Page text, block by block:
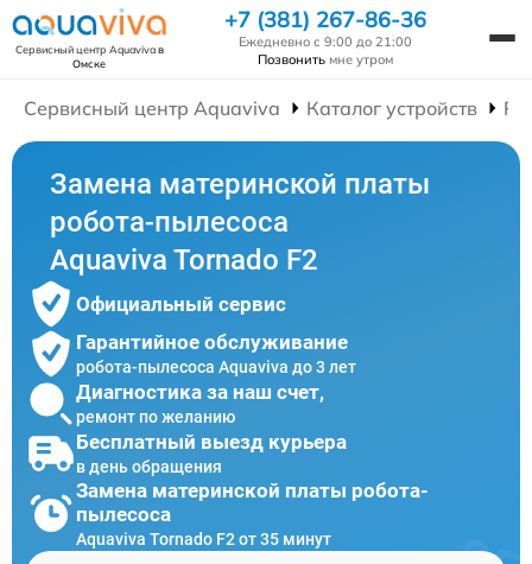
Сервисный центр Aquavivaв
Омске
+7 (381) 267-86-36
Ежедневно с 9:00 до 21:00
Позвонить мне утром
Сервисный центр Aquaviva Каталог устройств
Замена материнской платы
робота-пылесоса
Aquaviva Tornado F2
Официальный сервис
Гарантийное обслуживание
робота-пылесоса Aquaviva до 3 лет
Диагностика за наш счет,
ремонт по желанию
Бесплатный выезд курьера
в день обращения
Замена материнской платы робота-
пылесоса
Aquaviva Tornado F2 от 35 минут